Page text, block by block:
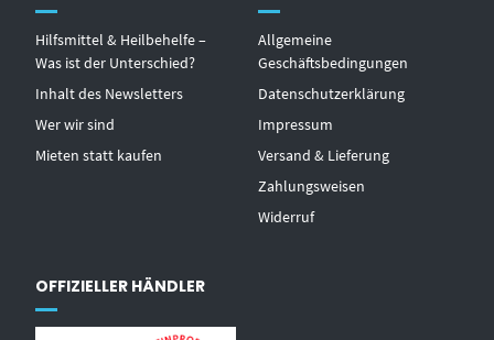
Hilfsmittel & Heilbehelfe –
Was ist der Unterschied?
Inhalt des Newsletters
Wer wir sind
Mieten statt kaufen
Allgemeine
Geschäftsbedingungen
Datenschutzerklärung
Impressum
Versand & Lieferung
Zahlungsweisen
Widerruf
OFFIZIELLER HÄNDLER